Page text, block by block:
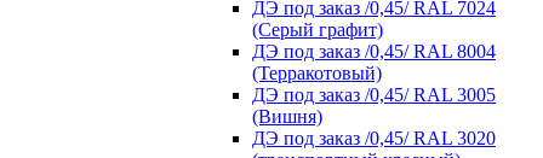
ДЭ под заказ /0,45/ RAL 7024
(Серый графит)
ДЭ под заказ /0,45/ RAL 8004
(Терракотовый)
ДЭ под заказ /0,45/ RAL 3005
(Вишня)
ДЭ под заказ /0,45/ RAL 3020